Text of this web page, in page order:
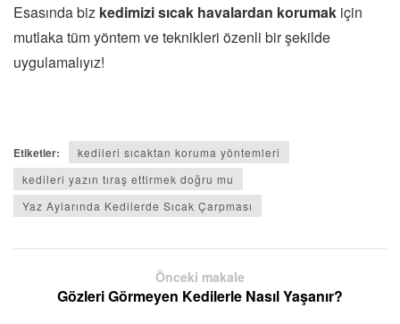
Esasında biz kedimizi sıcak havalardan korumak için
mutlaka tüm yöntem ve teknikleri özenli bir şekilde
uygulamalıyız!
Etiketler:
kedileri sıcaktan koruma yöntemleri
kedileri yazın tıraş ettirmek doğru mu
Yaz Aylarında Kedilerde Sıcak Çarpması
Önceki makale
Gözleri Görmeyen Kedilerle Nasıl Yaşanır?